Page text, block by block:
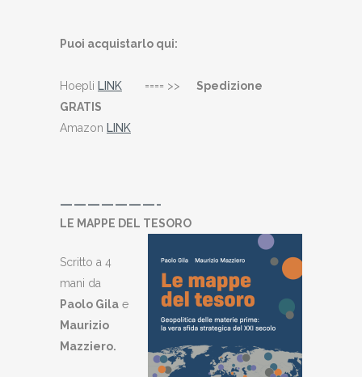
Puoi acquistarlo qui:
Hoepli LINK ==== >> Spedizione
GRATIS
Amazon LINK
———————-
LE MAPPE DEL TESORO
Scritto a 4
mani da
Paolo Gila e
Maurizio
Mazziero.